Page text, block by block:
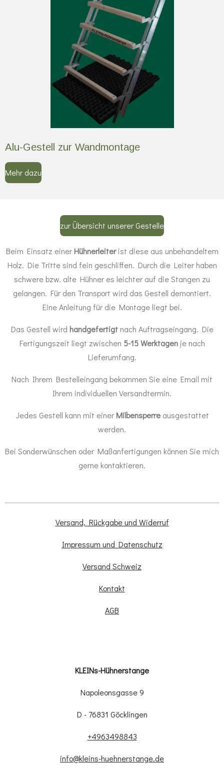
Alu-Gestell zur Wandmontage
Mehr dazu
zur Übersicht unserer Gestelle
Beim Einsatz einerHühnerleiterist diese aus unbehandeltem
Holz. Die Tritte sind fein geschliffen. Durch die Leiter haben
schwere bzw. alte Hühner es leichter auf die Stangen zu
gelangen. Für den Transport wird das Gestell demontiert.
Eine Anleitung für die Montage liegt bei.
Das Gestell wird handgefertigtnach Auftragseingang. Die
Fertigungszeit liegt zwischen 5-15 Werktagenje nach
Lieferumfang.
Nach Ihrem Bestelleingang bekommen Sie eine Email mit
Ihrem individuellen Versandtermin.
Jedes Gestell kann mit einerMilbensperreausgestattet
werden.
Bei Sonderwünschen oder Maßanfertigungen können Sie mich
gerne kontaktieren.
Versand, Rückgabe und Widerruf
Impressum und Datenschutz
Versand Schweiz
Kontakt
AGB
KLEINs-Hühnerstange
Napoleonsgasse 9
D - 76831 Göcklingen
+4963498843
info@kleins-huehnerstange.de